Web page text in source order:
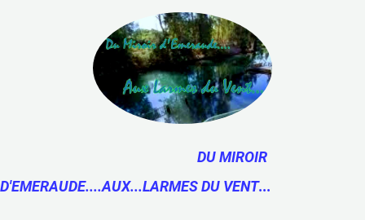
DU MIROIR
D'EMERAUDE....AUX...LARMES DU VENT...